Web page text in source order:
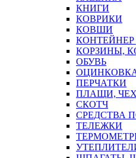
КНИГИ
КОВРИКИ
КОВШИ
КОНТЕЙНЕР
КОРЗИНЫ,
ОБУВЬ
ПЕРЧАТКИ
ПЛАЩИ,
СКОТЧ
СРЕДСТВА
ТЕЛЕЖКИ